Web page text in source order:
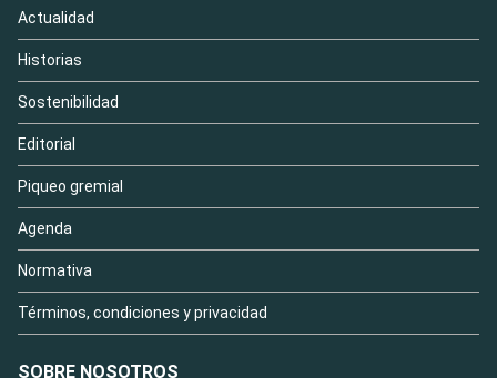
Actualidad
Historias
Sostenibilidad
Editorial
Piqueo gremial
Agenda
Normativa
Términos, condiciones y privacidad
SOBRE NOSOTROS